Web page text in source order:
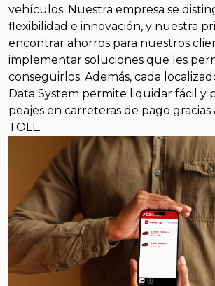
vehículos. Nuestra empresa se
flexibilidad e innovación, y nuestra
encontrar ahorros para nuestros
implementar soluciones que les
conseguirlos. Además, cada
Data System permite liquidar fácil y
peajes en carreteras de pago gracias
TOLL.